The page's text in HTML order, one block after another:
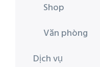
Shop
Văn phòng
Dịch vụ